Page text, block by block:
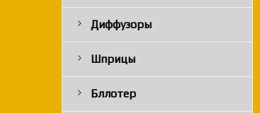
Диффузоры
Шприцы
Бллотер